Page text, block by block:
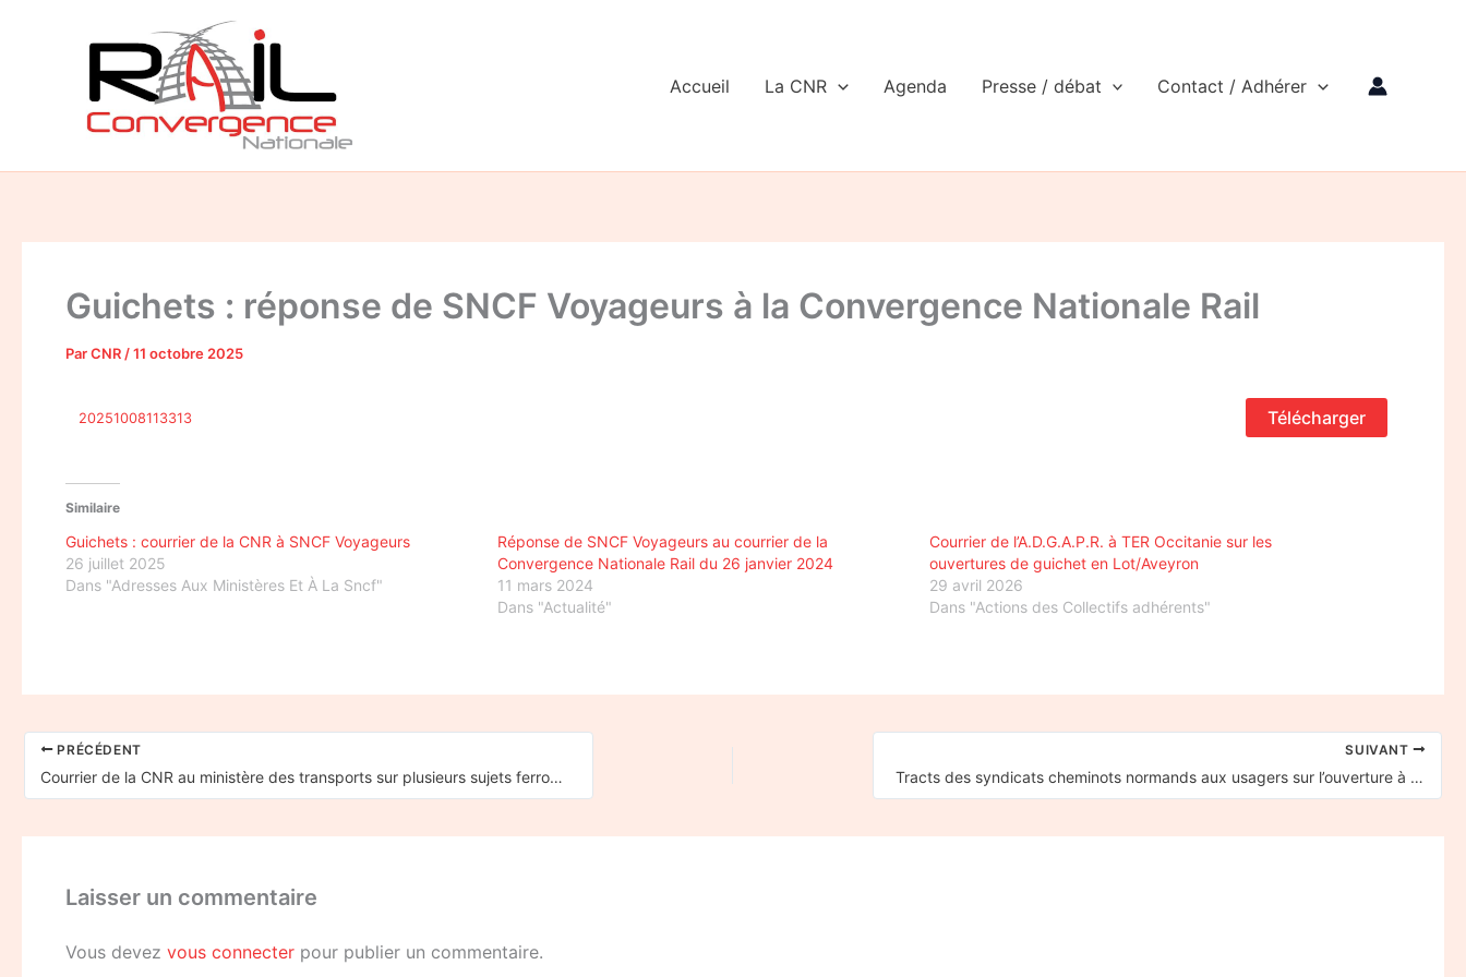
Accueil La CNR Agenda Presse / débat Contact / Adhérer
Guichets : réponse de SNCF Voyageurs à la Convergence Nationale Rail
ParCNR /11 octobre 2025
20251008113313 Télécharger
Similaire
Guichets : courrier de la CNR à SNCF Voyageurs
26 juillet 2025
Dans "Adresses Aux Ministères Et À La Sncf"
Réponse de SNCF Voyageurs au courrier de la
Convergence Nationale Rail du 26 janvier 2024
11 mars 2024
Dans "Actualité"
Courrier de l’A.D.G.A.P.R. à TER Occitanie sur les
ouvertures de guichet en Lot/Aveyron
29 avril 2026
Dans "Actions des Collectifs adhérents"
PRÉCÉDENT
Courrier de la CNR au ministère des transports sur plusieurs sujets ferroviaires d’actualité
SUIVANT
Tracts des syndicats cheminots normands aux usagers sur l’ouverture à la concurrence
Laisser un commentaire
Vous devez vous connecter pour publier un commentaire.